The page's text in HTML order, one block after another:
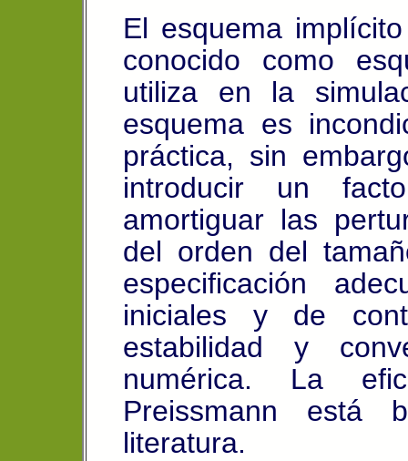
El esquema
conocido como
utiliza en la
esquema es
práctica, sin
introducir un
amortiguar las
del orden del
especificación
iniciales y de
estabilidad y
numérica. La
Preissmann está
literatura.